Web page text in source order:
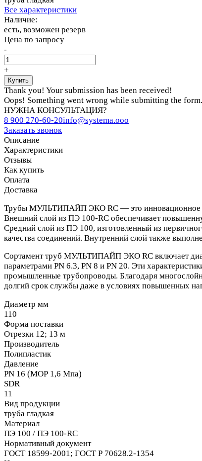
Все характеристики
Наличие:
есть, возможен резерв
Цена по запросу
-
+
Thank you! Your submission has been received!
Oops! Something went wrong while submitting the form.
НУЖНА КОНСУЛЬТАЦИЯ?
8 900 270-60-20info@systema.ooo
Заказать звонок
Описание
Характеристики
Отзывы
Как купить
Оплата
Доставка
Трубы МУЛЬТИПАЙП ЭКО RC — это инновационное
Внешний слой из ПЭ 100-RC обеспечивает
Средний слой из ПЭ 100, изготовленный из
качества соединений. Внутренний слой также
Сортамент труб МУЛЬТИПАЙП ЭКО RC включает
параметрами PN 6.3, PN 8 и PN 20. Эти
промышленные трубопроводы. Благодаря
долгий срок службы даже в условиях повышенных
Диаметр мм
110
Форма поставки
Отрезки 12; 13 м
Производитель
Полипластик
Давление
PN 16 (МОР 1,6 Мпа)
SDR
11
Вид продукции
труба гладкая
Материал
ПЭ 100 / ПЭ 100-RC
Нормативный документ
ГОСТ 18599-2001; ГОСТ Р 70628.2-1354